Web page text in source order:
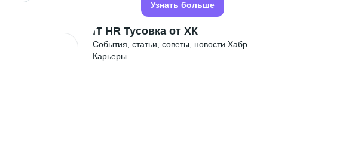
Узнать больше
IT HR Тусовка от ХК
События, статьи, советы, новости Хабр
Карьеры